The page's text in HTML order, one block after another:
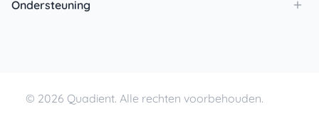
Ondersteuning
© 2026 Quadient. Alle rechten voorbehouden.